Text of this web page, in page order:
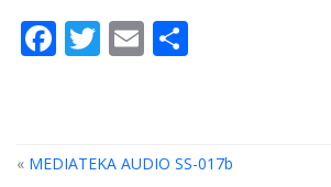
Facebook
Twitter
Email
« MEDIATEKA AUDIO SS-017b